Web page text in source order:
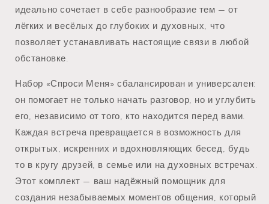
идеально сочетает в себе разнообразие тем — от
лёгких и весёлых до глубоких и духовных, что
позволяет устанавливать настоящие связи в любой
обстановке.
Набор «Спроси Меня» сбалансирован и универсален:
он помогает не только начать разговор, но и углубить
его, независимо от того, кто находится перед вами.
Каждая встреча превращается в возможность для
открытых, искренних и вдохновляющих бесед, будь
то в кругу друзей, в семье или на духовных встречах.
Этот комплект — ваш надёжный помощник для
создания незабываемых моментов общения, который